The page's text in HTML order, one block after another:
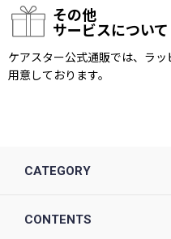
その他
サービスについて
ケアスター公式通販では、ラ
用意しております。
CATEGORY
CONTENTS